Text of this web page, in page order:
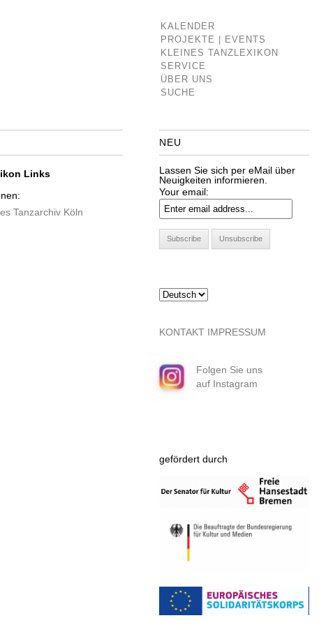
KALENDER
PROJEKTE | EVENTS
KLEINES TANZLEXIKON
SERVICE
ÜBER UNS
SUCHE
Links
Tanzarchiv Köln
NEU
Lassen Sie sich per eMail über
Neuigkeiten informieren.
Your email:
KONTAKT IMPRESSUM
Folgen Sie uns
auf Instagram
gefördert durch